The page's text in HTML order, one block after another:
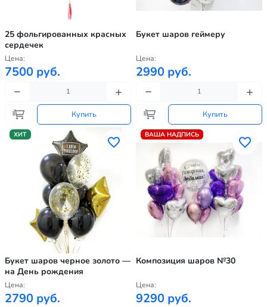
25 фольгированных красных
сердечек
Цена:
7500 руб.
Купить
Букет шаров геймеру
Цена:
2990 руб.
Купить
ХИТ
Букет шаров черное золото —
на День рождения
Цена:
2790 руб.
ВАША НАДПИСЬ
Композиция шаров №30
Цена:
9290 руб.